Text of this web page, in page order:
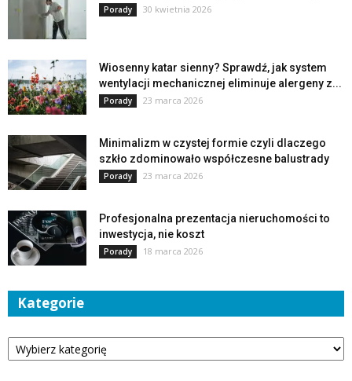
Porady 30 kwietnia 2026
Wiosenny katar sienny? Sprawdź, jak system
wentylacji mechanicznej eliminuje alergeny z...
Porady 23 marca 2026
Minimalizm w czystej formie czyli dlaczego
szkło zdominowało współczesne balustrady
Porady 23 marca 2026
Profesjonalna prezentacja nieruchomości to
inwestycja, nie koszt
Porady 18 marca 2026
Kategorie
Kategorie